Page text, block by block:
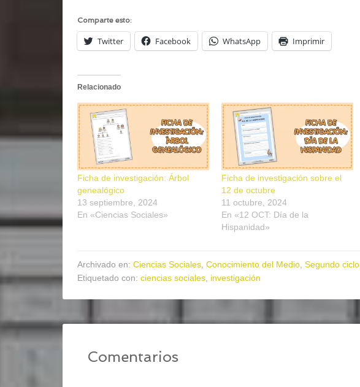
Comparte esto:
Twitter Facebook WhatsApp Imprimir
Relacionado
Ficha de investigación: Árbol
genealógico
13 septiembre, 2024
En «Ciencias Sociales»
Ficha de investigación sobre el
12 de octubre
11 octubre, 2024
En «12 OCT: Día de la
Hispanidad»
Archivado en: Ciencias Sociales Conocimiento del Medio Segundo ciclo
Etiquetado con: ciencias sociales investigación
Comentarios